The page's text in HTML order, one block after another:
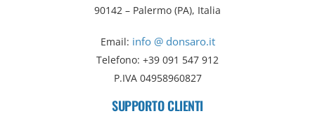
90142 – Palermo (PA), Italia
Email: info @ donsaro.it
Telefono: +39 091 547 912
P.IVA 04958960827
SUPPORTO CLIENTI